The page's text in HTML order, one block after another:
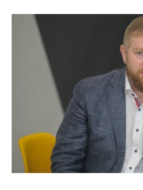
КОМУ ПРИНАДЛЕЖАТ
ТОРГОВЫЕ ЦЕНТРЫ
ТАТАРСТАНА
БЮДЖЕТ
ИНВЕСТИЦИИ
АГРОПРОМ
МАШИНОСТРОЕНИЕ
НЕФТЕХИМИЯ
ЭНЕРГЕТИКА
НОВОСТИ АВТО
БИЗНЕС
НОВОСТИ БИЗНЕСА
РОЗНИЧНАЯ ТОРГОВЛЯ
ТРАНСПОРТ
УСЛУГИ
ТЕХНОЛОГИИ
НОВОСТИ ТЕХНОЛОГИЙ
МЕДИА
ТЕЛЕКОММУНИКАЦИИ
МЕРОПРИЯТИЯ
НОВОСТИ МЕРОПРИЯТИЙ
ВЫЕЗДНАЯ РЕДАКЦИЯ
БИЗНЕС-БРАНЧИ
НОВОСТИ СПОРТА
ФУТБОЛ
ОБЩЕСТВО
НОВОСТИ ОБЩЕСТВА
ФОТОГАЛЕРЕЯ